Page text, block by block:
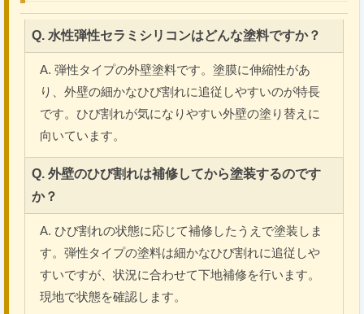
Q. 水性弾性セラミシリコンはどんな塗料ですか？
A. 弾性タイプの外壁塗料です。塗膜に伸縮性があ
り、外壁の細かなひび割れに追従しやすいのが特長
です。ひび割れが気になりやすい外壁の塗り替えに
向いています。
Q. 外壁のひび割れは補修してから塗装するのです
か？
A. ひび割れの状態に応じて補修したうえで塗装しま
す。弾性タイプの塗料は細かなひび割れに追従しや
すいですが、状況に合わせて下地補修を行います。
現地で状態を確認します。